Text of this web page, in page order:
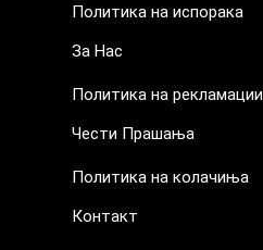
Политика на испорака
За Нас
Политика на рекламации
Чести Прашања
Политика на колачиња
Контакт